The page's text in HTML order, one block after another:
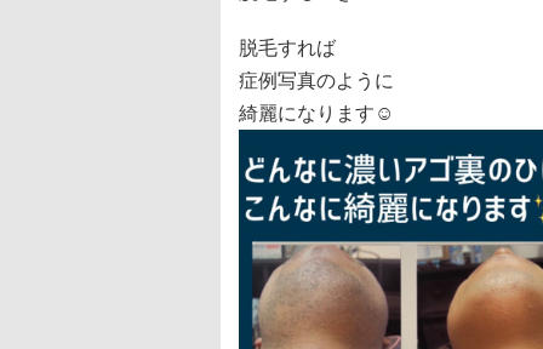
脱毛すれば
症例写真のように
綺麗になります☺️